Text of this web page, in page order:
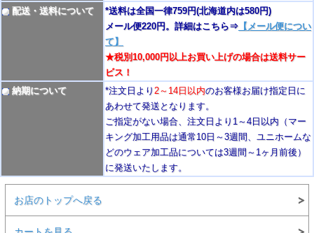
配送・送料について
*送料は全国一律759円(北海道内は580円)
メール便220円。詳細はこちら⇒ 【メール便につい
て】
★税別10,000円以上お買い上げの場合は送料サー
ビス！
納期について
*注文日より2～14日以内のお客様お届け指定日に
あわせて発送となります。
ご指定がない場合、注文日より1～4日以内 （マー
キング加工用品は通常10日 ～3週間、ユニホームな
どのウェア加工品については3週間～ 1ヶ月前後 ）
に発送いたします。
お店のトップへ戻る